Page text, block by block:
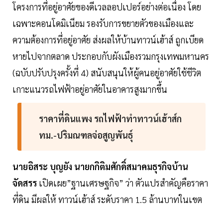
โครงการที่อยู่อาศัยของดีเวลลอปเปอร์อย่างต่อเนื่อง โดย
เฉพาะคอนโดมิเนียม รองรับการขยายตัวของเมืองและ
ความต้องการที่อยู่อาศัย ส่งผลให้บ้านทาวน์เฮ้าส์ ถูกเบียด
หายไปจากตลาด ประกอบกับผังเมืองรวมกรุงเทพมหานคร
(ฉบับปรับปรุงครั้งที่ 4) สนับสนุนให้ผู้คนอยู่อาศัยใช้ชีวิต
เกาะแนวรถไฟฟ้าอยู่อาศัยในอาคารสูงมากขึ้น
ราคาที่ดินแพง รถไฟฟ้าทำทาวน์เฮ้าส์ก
ทม.-ปริมณฑลจ่อสูญพันธุ์
นายอิสระ บุญยัง นายกกิติมศักดิ์สมาคมธุรกิจบ้าน
จัดสรร เปิดเผย”ฐานเศรษฐกิจ” ว่า ตัวแปรสำคัญคือราคา
ที่ดิน มีผลให้ ทาวน์เฮ้าส์ ระดับราคา 1.5 ล้านบาทในเขต